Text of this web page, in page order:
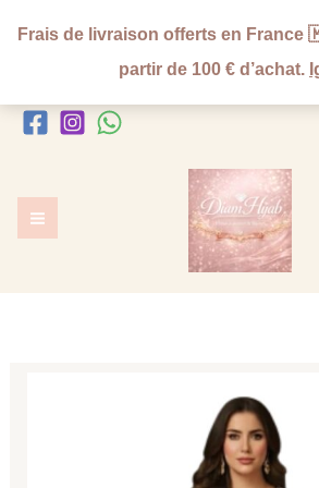
Frais de livraison offerts en
partir de 100 € d’achat.